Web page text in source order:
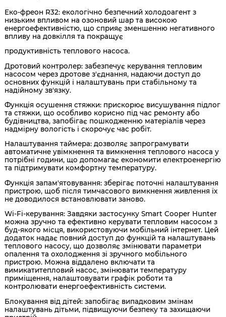
Еко-фреон R32: екологічно безпечний холодоагент з
низьким впливом на озоновий шар та високою
енергоефективністю, що сприяє зменшенню негативного
впливу на довкілля та покращує
продуктивність теплового насоса.
Дротовий контролер: забезпечує керування тепловим
насосом через дротове з'єднання, надаючи доступ до
основних функцій і налаштувань при стабільному та
надійному зв'язку.
Функція осушення стяжки: прискорює висушування підлог
та стяжки, що особливо корисно під час ремонту або
будівництва, запобігає пошкодженню матеріалів через
надмірну вологість і скорочує час робіт.
Налаштування таймера: дозволяє запрограмувати
автоматичне увімкнення та вимкнення теплового насоса у
потрібні години, що допомагає економити електроенергію
та підтримувати комфортну температуру.
Функція запам'ятовування: зберігає поточні налаштування
пристрою, щоб після тимчасового вимкнення живлення їх
не доводилося встановлювати заново.
Wi-Fi-керування: Завдяки застосунку Smart Cooper Hunter
можна зручно та ефективно керувати тепловим насосом з
буд-якого місця, використовуючи мобільний інтернет. Цей
додаток надає повний доступ до функцій та налаштувань
теплового насосу, що дозволяє змінювати параметри
опалення та охолодження зі зручного мобільного
пристрою. Можна віддалено включати та
вимикатитепловий насос, змінювати температуру
приміщення, налаштовувати графік роботи та
контролювати енергоефективність системи.
Блокування від дітей: запобігає випадковим змінам
налаштувань дітьми, підвищуючи безпеку та захищаючи